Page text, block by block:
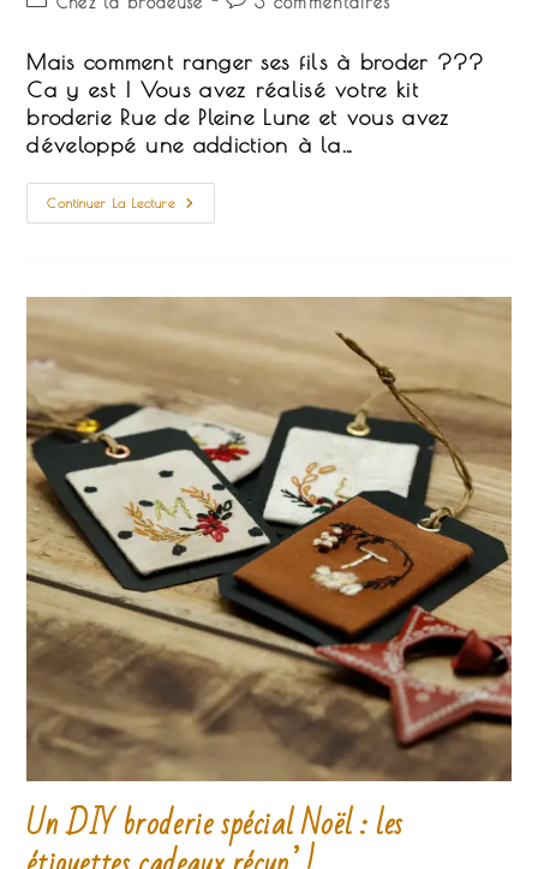
publication :
Mais comment ranger ses fils à broder ???
Ca y est ! Vous avez réalisé votre kit
broderie Rue de Pleine Lune et vous avez
développé une addiction à la…
Continuer La LectureDes
Idées
Broderie
Un DIY broderie spécial Noël : les